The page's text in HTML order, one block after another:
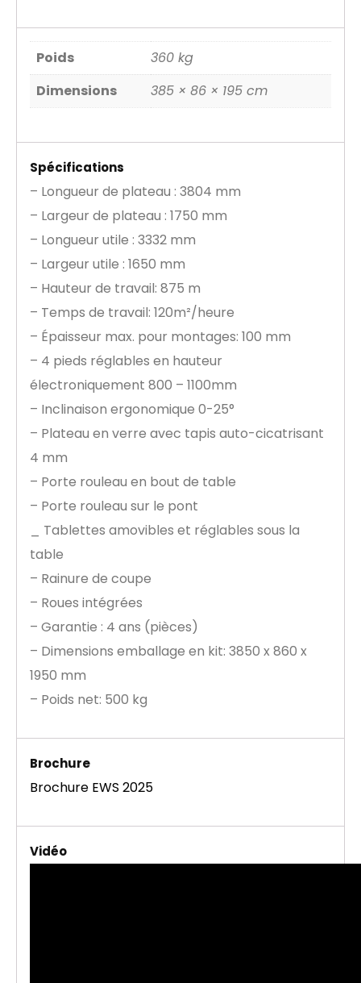
Poids
360 kg
Dimensions
385 × 86 × 195 cm
Spécifications
– Longueur de plateau : 3804 mm
– Largeur de plateau : 1750 mm
– Longueur utile : 3332 mm
– Largeur utile : 1650 mm
– Hauteur de travail: 875 m
– Temps de travail: 120m²/heure
– Épaisseur max. pour montages: 100 mm
– 4 pieds réglables en hauteur
électroniquement 800 – 1100mm
– Inclinaison ergonomique 0-25°
– Plateau en verre avec tapis auto-cicatrisant
4 mm
– Porte rouleau en bout de table
– Porte rouleau sur le pont
_ Tablettes amovibles et réglables sous la
table
– Rainure de coupe
– Roues intégrées
– Garantie : 4 ans (pièces)
– Dimensions emballage en kit: 3850 x 860 x
1950 mm
– Poids net: 500 kg
Brochure
Brochure EWS 2025
Vidéo